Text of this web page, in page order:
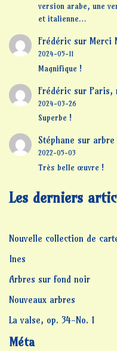
version arabe, une
et italienne…
Frédéricsur Merci
2024-05-11
Magnifique !
Frédéricsur Paris,
2024-03-26
Superbe !
Stéphane sur arbre
2022-05-03
Très belle œuvre !
Les derniers
Nouvelle collection de
Ines
Arbres sur fond noir
Nouveaux arbres
La valse, op. 34-No. 1
Méta